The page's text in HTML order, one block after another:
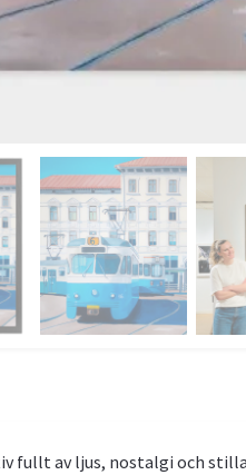
fullt av ljus, nostalgi och